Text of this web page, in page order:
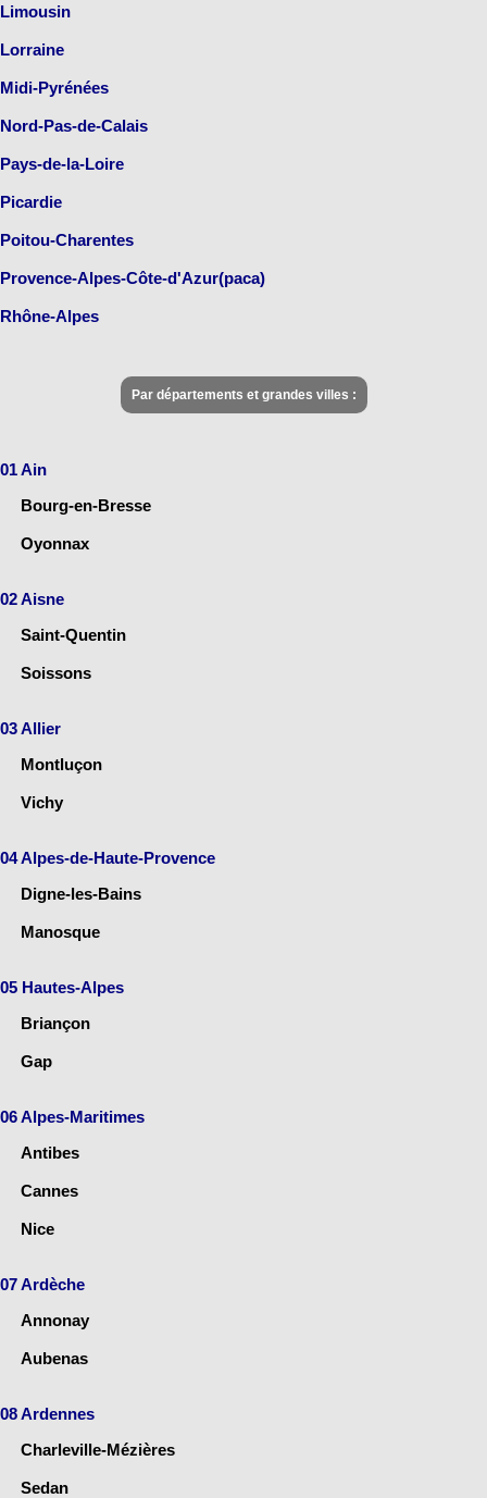
Limousin
Lorraine
Midi-Pyrénées
Nord-Pas-de-Calais
Pays-de-la-Loire
Picardie
Poitou-Charentes
Provence-Alpes-Côte-d'Azur(paca)
Rhône-Alpes
Par départements et grandes villes :
01 Ain
Bourg-en-Bresse
Oyonnax
02 Aisne
Saint-Quentin
Soissons
03 Allier
Montluçon
Vichy
04 Alpes-de-Haute-Provence
Digne-les-Bains
Manosque
05 Hautes-Alpes
Briançon
Gap
06 Alpes-Maritimes
Antibes
Cannes
Nice
07 Ardèche
Annonay
Aubenas
08 Ardennes
Charleville-Mézières
Sedan